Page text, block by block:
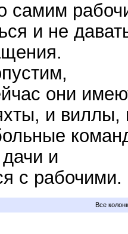
самим
и не
они
и виллы,
и
с рабочими.
Все